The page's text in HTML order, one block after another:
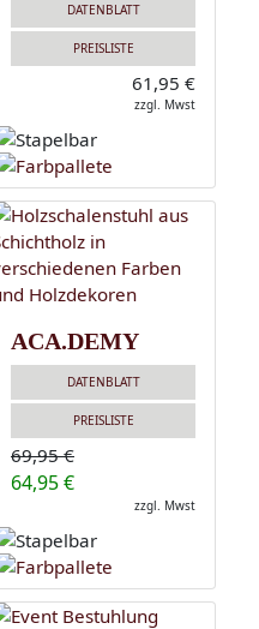
DATENBLATT
PREISLISTE
61,95 €
zzgl. Mwst
ACA.DEMY
DATENBLATT
PREISLISTE
69,95 €
64,95 €
zzgl. Mwst